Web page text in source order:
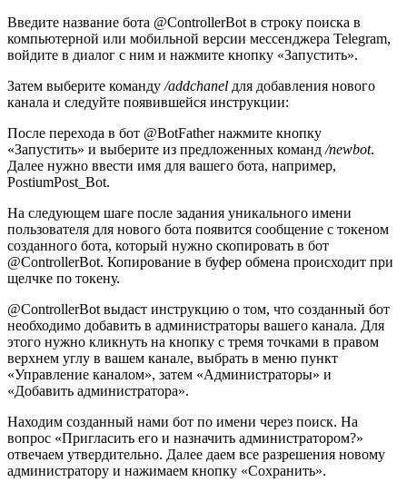
Введите название бота @ControllerBot в строку поиска в
компьютерной или мобильной версии мессенджера Telegram,
войдите в диалог с ним и нажмите кнопку «Запустить».
Затем выберите команду /addchanel для добавления нового
канала и следуйте появившейся инструкции:
После перехода в бот @BotFather нажмите кнопку
«Запустить» и выберите из предложенных команд /newbot.
Далее нужно ввести имя для вашего бота, например,
PostiumPost_Bot.
На следующем шаге после задания уникального имени
пользователя для нового бота появится сообщение с токеном
созданного бота, который нужно скопировать в бот
@ControllerBot. Копирование в буфер обмена происходит при
щелчке по токену.
@ControllerBot выдаст инструкцию о том, что созданный бот
необходимо добавить в администраторы вашего канала. Для
этого нужно кликнуть на кнопку с тремя точками в правом
верхнем углу в вашем канале, выбрать в меню пункт
«Управление каналом», затем «Администраторы» и
«Добавить администратора».
Находим созданный нами бот по имени через поиск. На
вопрос «Пригласить его и назначить администратором?»
отвечаем утвердительно. Далее даем все разрешения новому
администратору и нажимаем кнопку «Сохранить».